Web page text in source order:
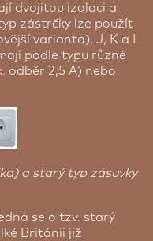
dvojitou izolaci a
zástrčky lze použít
varianta), J, K a L
podle typu různé
odběr 2,5 A) nebo
a starý typ zásuvky
se o tzv. starý
Británii již